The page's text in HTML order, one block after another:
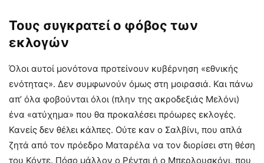
Τους συγκρατεί ο φόβος των
εκλογών
Όλοι αυτοί μονότονα προτείνουν κυβέρνηση «εθνικής
ενότητας». Δεν συμφωνούν όμως στη μοιρασιά. Και πάνω
απ’ όλα φοβούνται όλοι (πλην της ακροδεξιάς Μελόνι)
ένα «ατύχημα» που θα προκαλέσει πρόωρες εκλογές.
Κανείς δεν θέλει κάλπες. Ούτε καν ο Σαλβίνι, που απλά
ζητά από τον πρόεδρο Ματαρέλα να τον διορίσει στη θέση
του Κόντε. Πόσο μάλλον ο Ρέντσι ή ο Μπερλουσκόνι, που